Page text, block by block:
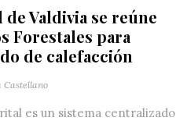
Valdivia se reúne
Forestales para
de calefacción
Castellano
es un sistema centralizado